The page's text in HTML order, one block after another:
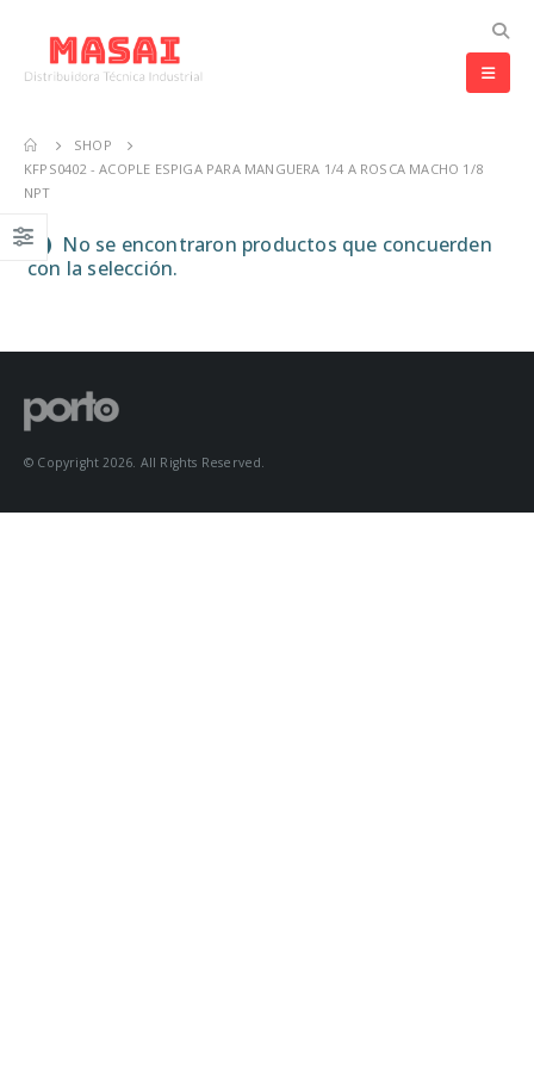
SHOP
KFPS0402 - ACOPLE ESPIGA PARA MANGUERA 1/4 A ROSCA MACHO 1/8
NPT
No se encontraron productos que concuerden
con la selección.
© Copyright 2026. All Rights Reserved.